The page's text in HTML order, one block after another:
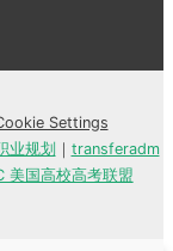
Settings
业规划 ｜ transferadm
美国高校高考联盟